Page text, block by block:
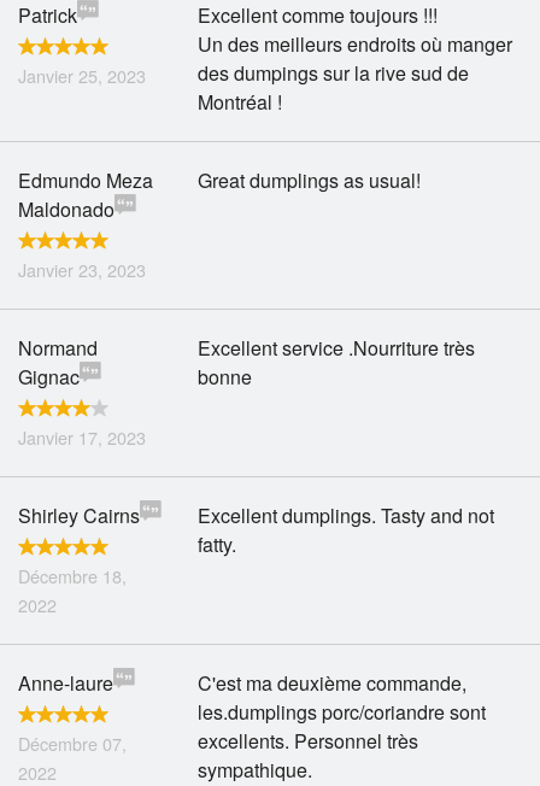
Patrick
Janvier 25, 2023
Excellent comme toujours !!!
Un des meilleurs endroits où manger
des dumpings sur la rive sud de
Montréal !
Edmundo Meza
Maldonado
Janvier 23, 2023
Great dumplings as usual!
Normand
Gignac
Janvier 17, 2023
Excellent service .Nourriture très
bonne
Shirley Cairns
Décembre 18,
2022
Excellent dumplings. Tasty and not
fatty.
Anne-laure
Décembre 07,
2022
C'est ma deuxième commande,
les.dumplings porc/coriandre sont
excellents. Personnel très
sympathique.